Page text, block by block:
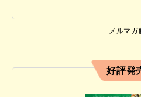
メルマガ
好評発